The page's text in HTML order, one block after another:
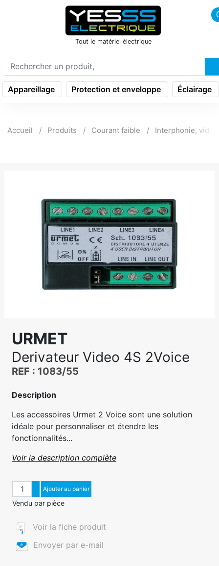
icon menu burger
Tout le matériel électrique
Appareillage Protection et enveloppe Éclairage
Accueil Produits Courant faible Interphonie,
URMET
Derivateur Video 4S 2Voice
REF : 1083/55
Description
Les accessoires Urmet 2 Voice sont une solution
idéale pour personnaliser et étendre les
fonctionnalités...
Voir la description complète
QuantitéAugmenter quantité
Diminuer quantité
Ajouter au panier
Vendu par pièce
Voir la fiche produit
Envoyer par e-mail